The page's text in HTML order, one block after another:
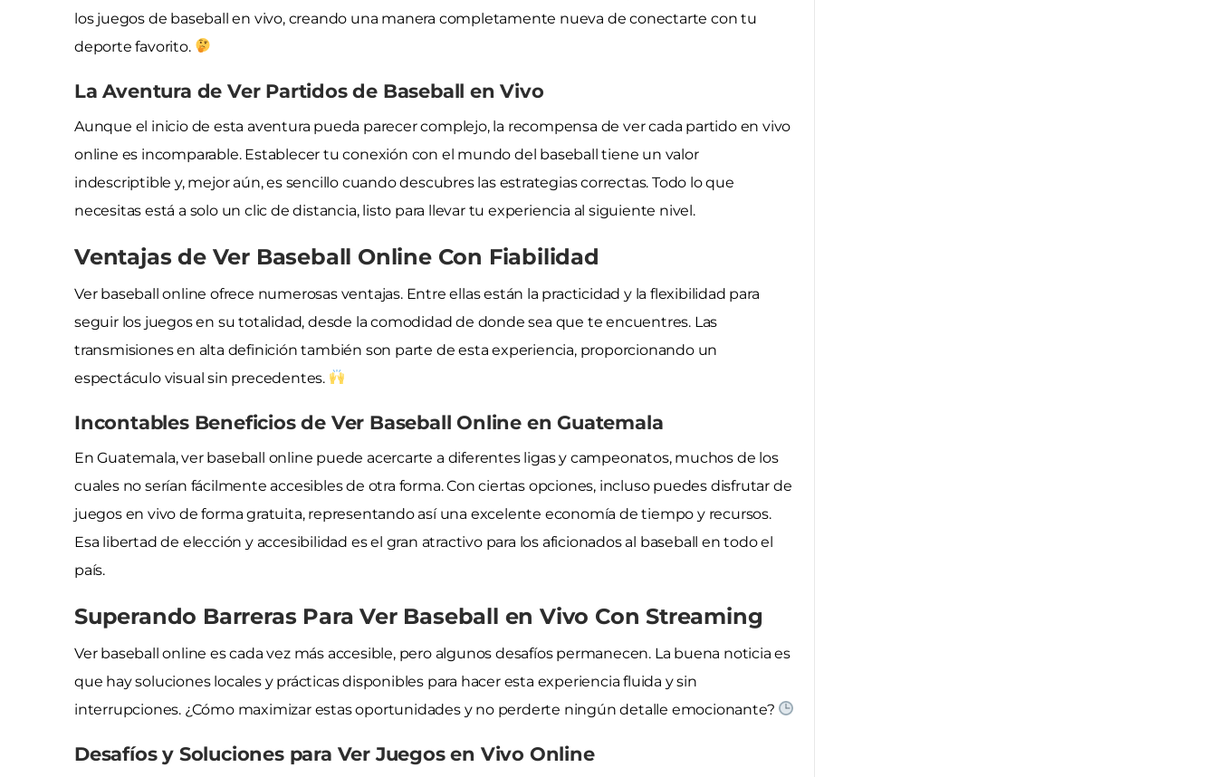
los juegos de baseball en vivo, creando una manera completamente nueva de conectarte con tu
deporte favorito.
La Aventura de Ver Partidos de Baseball en Vivo
Aunque el inicio de esta aventura pueda parecer complejo, la recompensa de ver cada partido en vivo
online es incomparable. Establecer tu conexión con el mundo del baseball tiene un valor
indescriptible y, mejor aún, es sencillo cuando descubres las estrategias correctas. Todo lo que
necesitas está a solo un clic de distancia, listo para llevar tu experiencia al siguiente nivel.
Ventajas de Ver Baseball Online Con Fiabilidad
Ver baseball online ofrece numerosas ventajas. Entre ellas están la practicidad y la flexibilidad para
seguir los juegos en su totalidad, desde la comodidad de donde sea que te encuentres. Las
transmisiones en alta definición también son parte de esta experiencia, proporcionando un
espectáculo visual sin precedentes.
Incontables Beneficios de Ver Baseball Online en Guatemala
En Guatemala, ver baseball online puede acercarte a diferentes ligas y campeonatos, muchos de los
cuales no serían fácilmente accesibles de otra forma. Con ciertas opciones, incluso puedes disfrutar de
juegos en vivo de forma gratuita, representando así una excelente economía de tiempo y recursos.
Esa libertad de elección y accesibilidad es el gran atractivo para los aficionados al baseball en todo el
país.
Superando Barreras Para Ver Baseball en Vivo Con Streaming
Ver baseball online es cada vez más accesible, pero algunos desafíos permanecen. La buena noticia es
que hay soluciones locales y prácticas disponibles para hacer esta experiencia fluida y sin
interrupciones. ¿Cómo maximizar estas oportunidades y no perderte ningún detalle emocionante?
Desafíos y Soluciones para Ver Juegos en Vivo Online